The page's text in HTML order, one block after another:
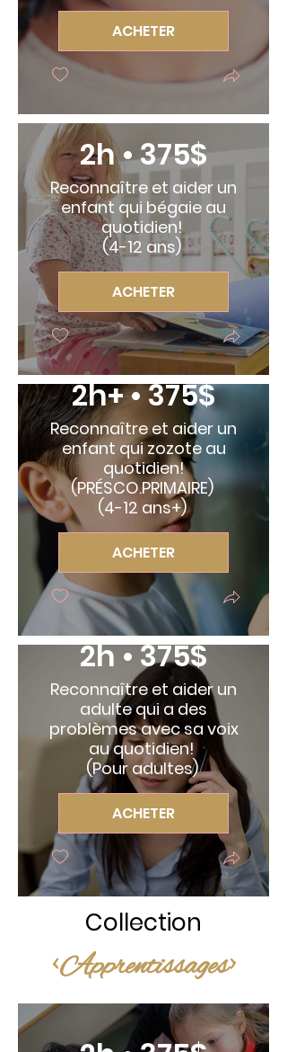
ACHETER
2h • 375$
Reconnaître et aider un
enfant qui bégaie au
quotidien!
(4-12 ans)
ACHETER
2h+ • 375$
Reconnaître et aider un
enfant qui zozote au
quotidien!
(PRÉSCO.PRIMAIRE)
(4-12 ans+)
ACHETER
2h • 375$
Reconnaître et aider un
adulte qui a des
problèmes avec sa voix
au quotidien!
(Pour adultes)
ACHETER
Collection
<Apprentissages>